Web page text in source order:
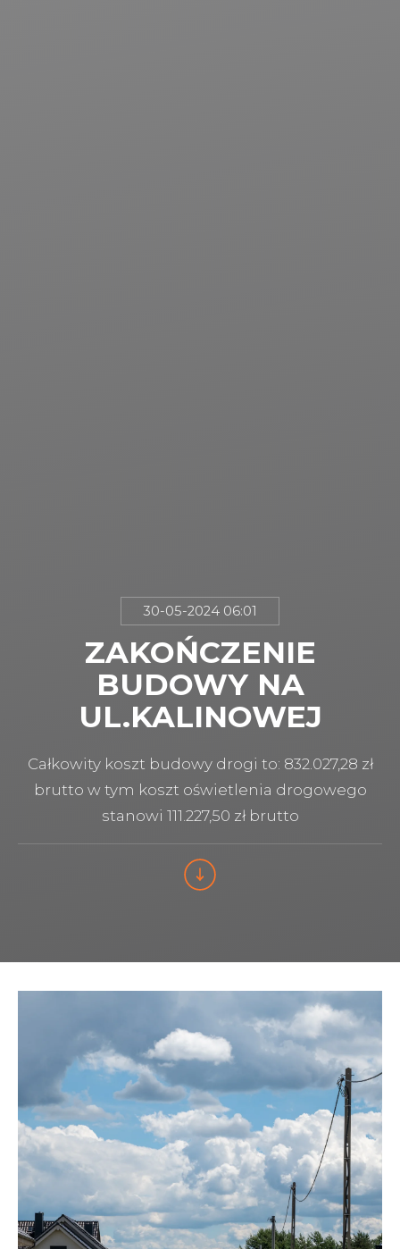
30-05-2024 06:01
ZAKOŃCZENIE
BUDOWY NA
UL.KALINOWEJ
Całkowity koszt budowy drogi to: 832.027,28 zł
brutto w tym koszt oświetlenia drogowego
stanowi 111.227,50 zł brutto